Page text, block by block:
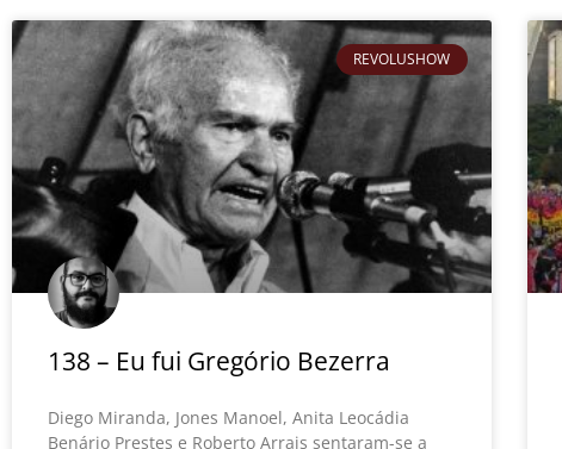
REVOLUSHOW
138 – Eu fui Gregório Bezerra
Diego Miranda, Jones Manoel, Anita Leocádia
Benário Prestes e Roberto Arrais sentaram-se a